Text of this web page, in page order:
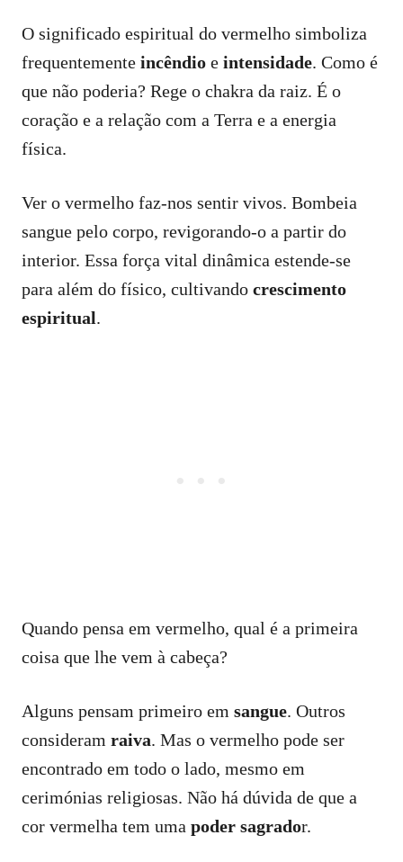
O significado espiritual do vermelho simboliza
frequentemente incêndio e intensidade. Como é
que não poderia? Rege o chakra da raiz. É o
coração e a relação com a Terra e a energia
física.
Ver o vermelho faz-nos sentir vivos. Bombeia
sangue pelo corpo, revigorando-o a partir do
interior. Essa força vital dinâmica estende-se
para além do físico, cultivando crescimento
espiritual.
Quando pensa em vermelho, qual é a primeira
coisa que lhe vem à cabeça?
Alguns pensam primeiro em sangue. Outros
consideram raiva. Mas o vermelho pode ser
encontrado em todo o lado, mesmo em
cerimónias religiosas. Não há dúvida de que a
cor vermelha tem uma poder sagrador.